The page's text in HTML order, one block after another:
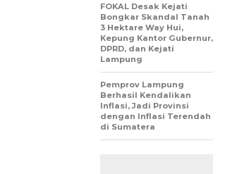
FOKAL Desak Kejati
Bongkar Skandal Tanah
3 Hektare Way Hui,
Kepung Kantor Gubernur,
DPRD, dan Kejati
Lampung
Pemprov Lampung
Berhasil Kendalikan
Inflasi, Jadi Provinsi
dengan Inflasi Terendah
di Sumatera